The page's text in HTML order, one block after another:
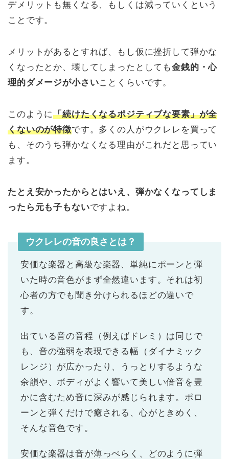
デメリットも無くなる、もしくは減っていくという
ことです。
メリットがあるとすれば、もし仮に挫折して弾かな
くなったとか、壊してしまったとしても金銭的・心
理的ダメージが小さいことくらいです。
このように「続けたくなるポジティブな要素」が全
くないのが特徴です。多くの人がウクレレを買って
も、そのうち弾かなくなる理由がこれだと思ってい
ます。
たとえ安かったからとはいえ、弾かなくなってしま
ったら元も子もないですよね。
ウクレレの音の良さとは？
安価な楽器と高級な楽器、単純にポーンと弾
いた時の音色がまず全然違います。それは初
心者の方でも聞き分けられるほどの違いで
す。
出ている音の音程（例えばドレミ）は同じで
も、音の強弱を表現できる幅（ダイナミック
レンジ）が広かったり、うっとりするような
余韻や、ボディがよく響いて美しい倍音を豊
かに含むため音に深みが感じられます。ポロ
ーンと弾くだけで癒される、心がときめく、
そんな音色です。
安価な楽器は音が薄っぺらく、どのように弾